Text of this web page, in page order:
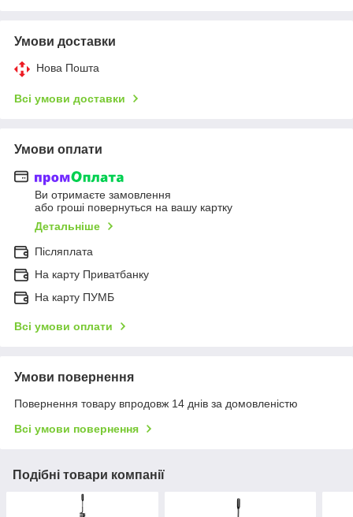
Умови доставки
Нова Пошта
Всі умови доставки
Умови оплати
Ви отримаєте замовлення
або гроші повернуться на вашу картку
Детальніше
Післяплата
На карту Приватбанку
На карту ПУМБ
Всі умови оплати
Умови повернення
Повернення товару впродовж 14 днів за домовленістю
Всі умови повернення
Подібні товари компанії